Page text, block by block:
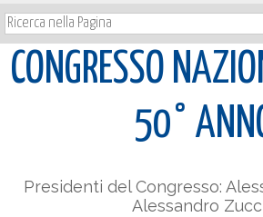
CONGRESSO
50°
Presidenti del Congresso:
Alessandro